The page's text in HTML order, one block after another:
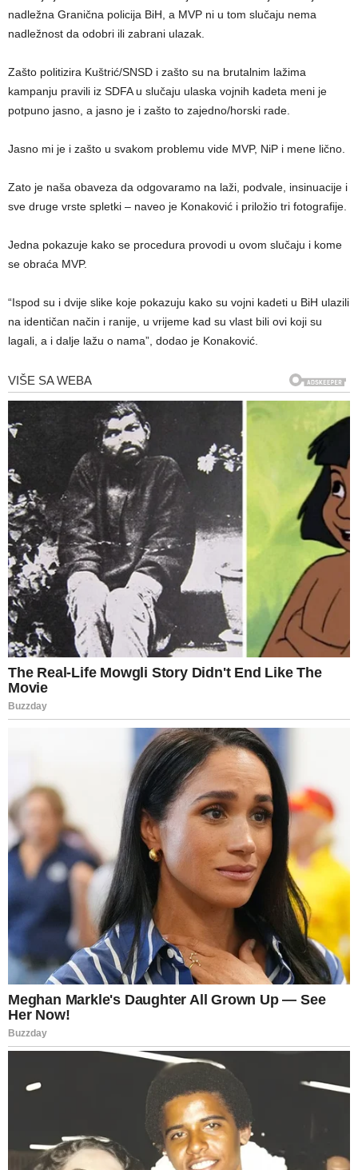
nadležna Granična policija BiH, a MVP ni u tom slučaju nema
nadležnost da odobri ili zabrani ulazak.
Zašto politizira Kuštrić/SNSD i zašto su na brutalnim lažima
kampanju pravili iz SDFA u slučaju ulaska vojnih kadeta meni je
potpuno jasno, a jasno je i zašto to zajedno/horski rade.
Jasno mi je i zašto u svakom problemu vide MVP, NiP i mene lično.
Zato je naša obaveza da odgovaramo na laži, podvale, insinuacije i
sve druge vrste spletki – naveo je Konaković i priložio tri fotografije.
Jedna pokazuje kako se procedura provodi u ovom slučaju i kome
se obraća MVP.
“Ispod su i dvije slike koje pokazuju kako su vojni kadeti u BiH ulazili
na identičan način i ranije, u vrijeme kad su vlast bili ovi koji su
lagali, a i dalje lažu o nama”, dodao je Konaković.